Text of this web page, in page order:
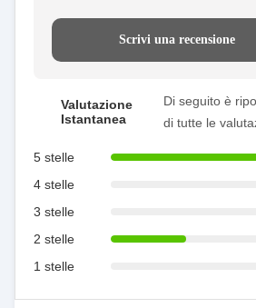
Scrivi una recensione
Valutazione
Istantanea
Di seguito è
di tutte le
5 stelle
4 stelle
3 stelle
2 stelle
1 stelle